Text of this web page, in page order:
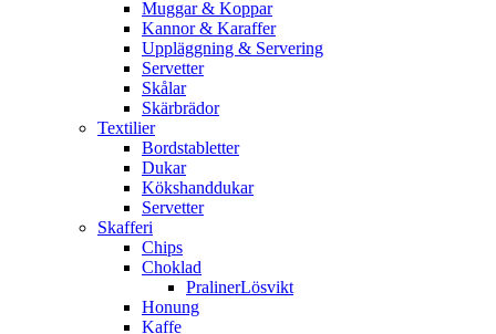
Muggar & Koppar
Kannor & Karaffer
Uppläggning & Servering
Servetter
Skålar
Skärbrädor
Textilier
Bordstabletter
Dukar
Kökshanddukar
Servetter
Skafferi
Chips
Choklad
PralinerLösvikt
Honung
Kaffe